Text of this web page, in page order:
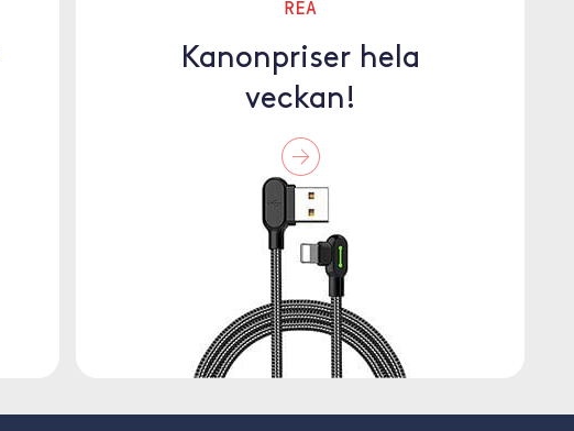
REA
Kanonpriser hela
veckan!